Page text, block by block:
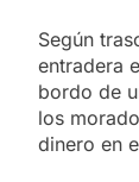
Según
entradera
bordo de
los
dinero en